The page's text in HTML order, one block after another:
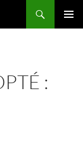
: